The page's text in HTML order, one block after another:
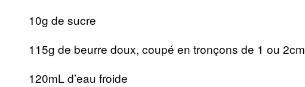
10g de sucre
115g de beurre doux, coupé en tronçons de 1 ou 2cm
120mL d’eau froide